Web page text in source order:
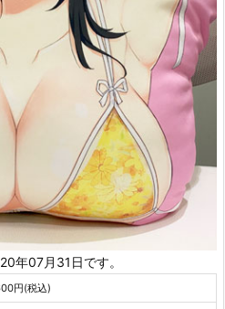
年07月31日です。
円(税込)